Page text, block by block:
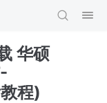
华硕
程)